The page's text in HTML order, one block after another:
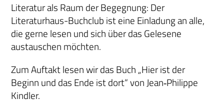
Literatur als Raum der Begegnung: Der
Literaturhaus-Buchclub ist eine Einladung an alle,
die gerne lesen und sich über das Gelesene
austauschen möchten.
Zum Auftakt lesen wir das Buch „Hier ist der
Beginn und das Ende ist dort“ von Jean‑Philippe
Kindler.